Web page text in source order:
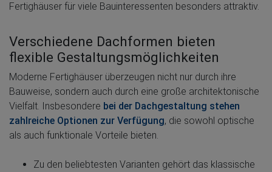
Fertighäuser für viele Bauinteressenten besonders attraktiv.
Verschiedene Dachformen bieten
flexible Gestaltungsmöglichkeiten
Moderne Fertighäuser überzeugen nicht nur durch ihre
Bauweise, sondern auch durch eine große architektonische
Vielfalt. Insbesondere bei der Dachgestaltung stehen
zahlreiche Optionen zur Verfügung, die sowohl optische
als auch funktionale Vorteile bieten.
Zu den beliebtesten Varianten gehört das klassische